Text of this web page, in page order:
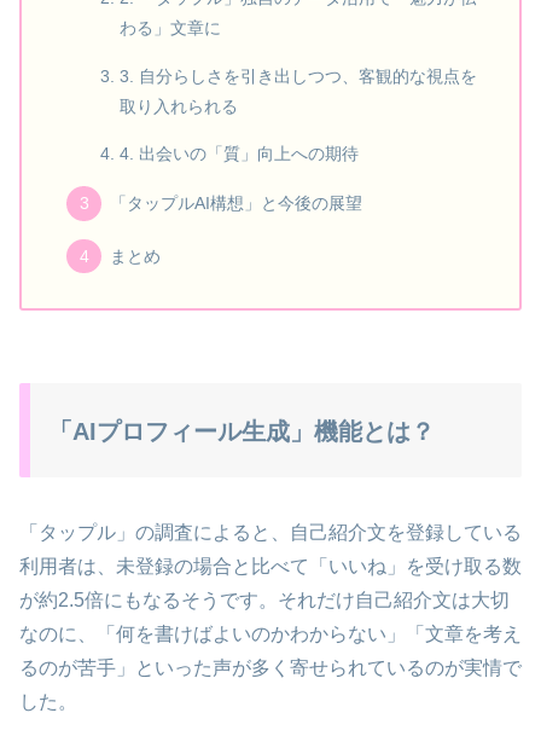
わる」文章に
3. 自分らしさを引き出しつつ、客観的な視点を
取り入れられる
4. 出会いの「質」向上への期待
「タップルAI構想」と今後の展望
まとめ
「AIプロフィール生成」機能とは？
「タップル」の調査によると、自己紹介文を登録している
利用者は、未登録の場合と比べて「いいね」を受け取る数
が約2.5倍にもなるそうです。それだけ自己紹介文は大切
なのに、「何を書けばよいのかわからない」「文章を考え
るのが苦手」といった声が多く寄せられているのが実情で
した。